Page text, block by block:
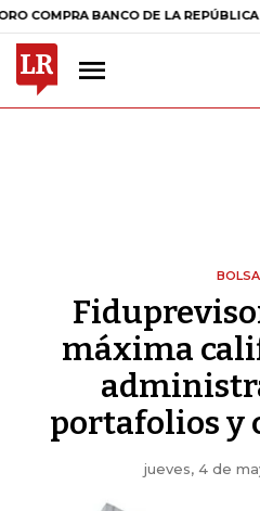
BANCO DE LA REPÚBLICA $
máxima
portafolios y
jueves, 4 de